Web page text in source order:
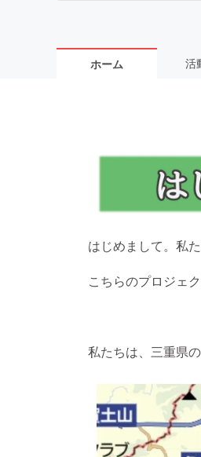
ホーム 活
はじめまして。私
こちらのプロジェ
私たちは、三重県